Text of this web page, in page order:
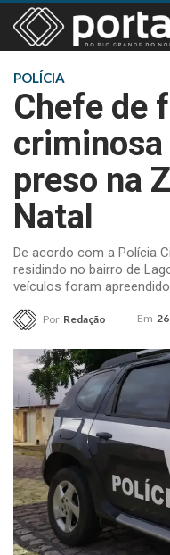
POLÍCIA
Chefe de
criminosa
preso na
Natal
De acordo com a Polícia
residindo no bairro de
veículos foram
Por Redação Em